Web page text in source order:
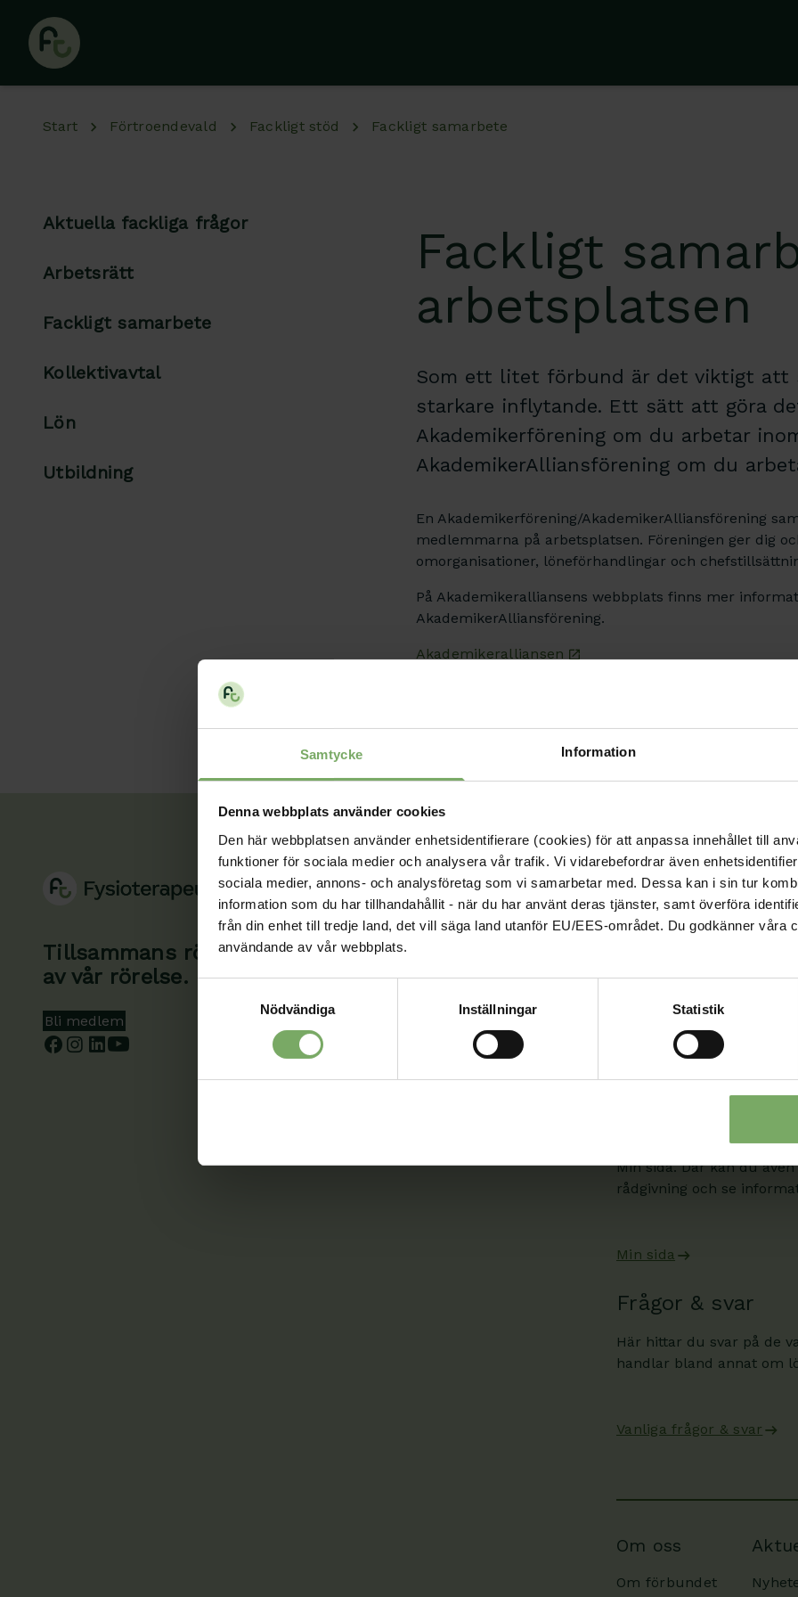
Samtycke Information
Denna webbplats använder cookies
Den här webbplatsen använder enhetsidentifierare (cookies) för att anpassa innehållet till
funktioner för sociala medier och analysera vår trafik. Vi vidarebefordrar även
sociala medier, annons- och analysföretag som vi samarbetar med. Dessa kan i sin tur
information som du har tillhandahållit - när du har använt deras tjänster, samt överföra
från din enhet till tredje land, det vill säga land utanför EU/EES-området. Du godkänner våra
användande av vår webbplats.
Nödvändiga
Inställningar Statistik
Start Förtroendevald Fackligt stöd Fackligt samarbete
Aktuella fackliga frågor
Arbetsrätt
Fackligt samarbete
Kollektivavtal
Lön
Utbildning
Fackligt
arbetsplatsen
Som ett litet förbund är det viktigt att
starkare inflytande. Ett sätt att göra
Akademikerförening om du arbetar
AkademikerAlliansförening om du
En Akademikerförening/AkademikerAlliansförening
medlemmarna på arbetsplatsen. Föreningen ger dig
omorganisationer, löneförhandlingar och
På Akademikeralliansens webbplats finns mer
AkademikerAlliansförening.
Akademikeralliansen
Tillsammans rör vi oss framåt. Du är en viktig del
av vår rörelse.
Bli medlem
Kontakt
Välkommen att kontakta
roll och ditt ärende. Du
08-567 06 100
Kontaktuppgifter
När du är inloggad kan
Min sida. Där kan du
rådgivning och se
Min sida
Frågor & svar
Här hittar du svar på de
handlar bland annat om
Vanliga frågor & svar
Om oss
Om förbundet